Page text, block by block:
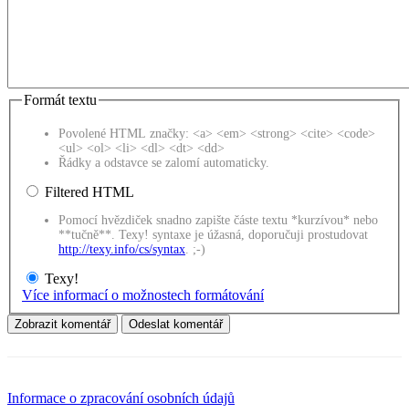
Formát textu
Povolené HTML značky: <a> <em> <strong> <cite> <code>
<ul> <ol> <li> <dl> <dt> <dd>
Řádky a odstavce se zalomí automaticky.
Filtered HTML
Pomocí hvězdiček snadno zapište částe textu *kurzívou* nebo
**tučně**. Texy! syntaxe je úžasná, doporučuji prostudovat
http://texy.info/cs/syntax . ;-)
Texy!
Více informací o možnostech formátování
Informace o zpracování osobních údajů